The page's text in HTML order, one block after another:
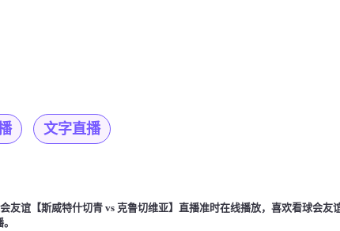
文字直播
友谊【斯威特什切青 vs 克鲁切维亚】直播准时在线播放，喜欢看球会友